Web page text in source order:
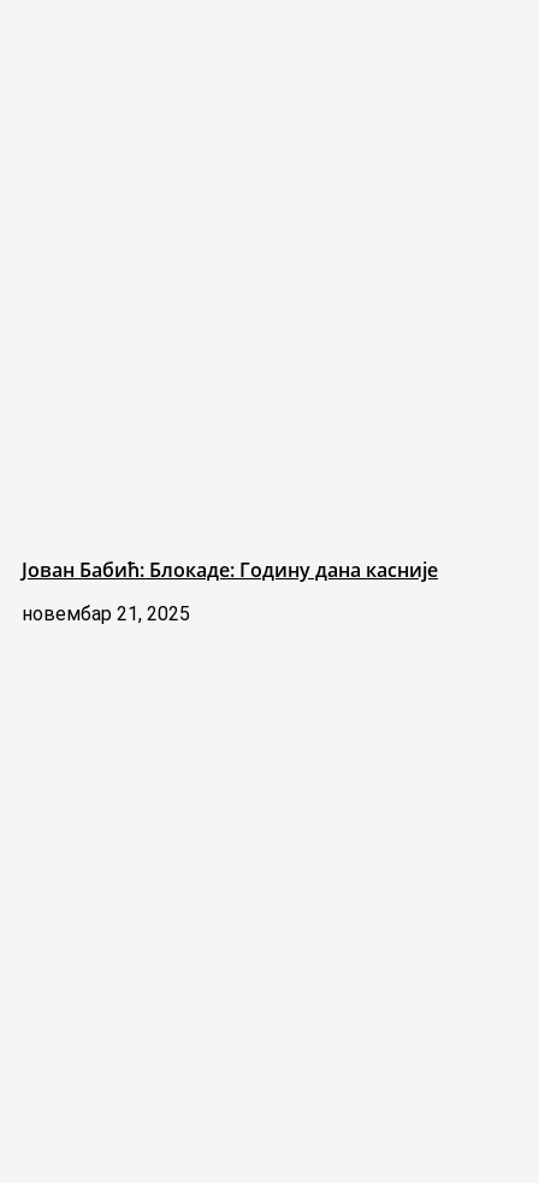
Јован Бабић: Блокаде: Годину дана касније
новембар 21, 2025